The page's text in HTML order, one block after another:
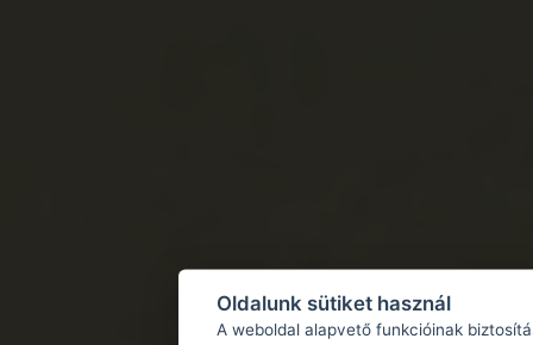
Oldalunk sütiket használ
A weboldal alapvető funkcióinak